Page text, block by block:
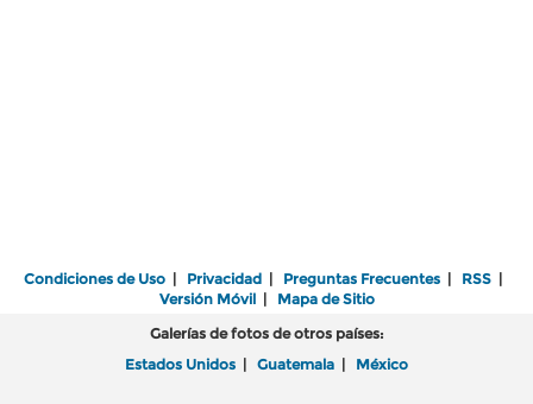
Condiciones de Uso | Privacidad | Preguntas Frecuentes | RSS |
Versión Móvil| Mapa de Sitio
Galerías de fotos de otros países:
Estados Unidos | Guatemala | México